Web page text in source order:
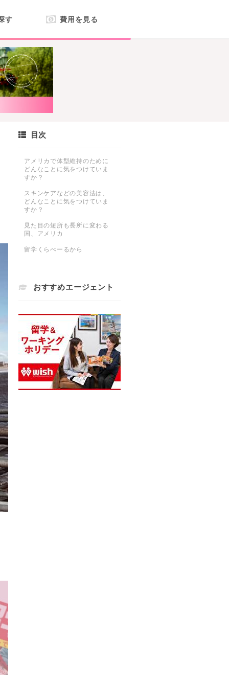
す 費用を見る
目次
アメリカで体型維持のために
どんなことに気をつけていま
すか？
スキンケアなどの美容法は、
どんなことに気をつけていま
すか？
見た目の短所も長所に変わる
国、アメリカ
留学くらべーるから
おすすめエージェント